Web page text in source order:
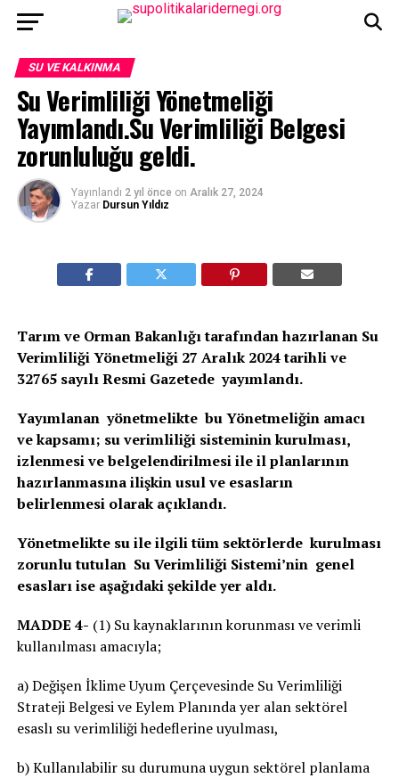
SU VE KALKINMA
Su Verimliliği Yönetmeliği
Yayımlandı.Su Verimliliği Belgesi
zorunluluğu geldi.
Yayınlandı 2 yıl önce on Aralık 27, 2024
Yazar Dursun Yıldız
Tarım ve Orman Bakanlığı tarafından hazırlanan Su
Verimliliği Yönetmeliği 27 Aralık 2024 tarihli ve
32765 sayılı Resmi Gazetede yayımlandı.
Yayımlanan yönetmelikte bu Yönetmeliğin amacı
ve kapsamı; su verimliliği sisteminin kurulması,
izlenmesi ve belgelendirilmesi ile il planlarının
hazırlanmasına ilişkin usul ve esasların
belirlenmesi olarak açıklandı.
Yönetmelikte su ile ilgili tüm sektörlerde kurulması
zorunlu tutulan Su Verimliliği Sistemi’nin genel
esasları ise aşağıdaki şekilde yer aldı.
MADDE 4- (1) Su kaynaklarının korunması ve verimli
kullanılması amacıyla;
a) Değişen İklime Uyum Çerçevesinde Su Verimliliği
Strateji Belgesi ve Eylem Planında yer alan sektörel
esaslı su verimliliği hedeflerine uyulması,
b) Kullanılabilir su durumuna uygun sektörel planlama